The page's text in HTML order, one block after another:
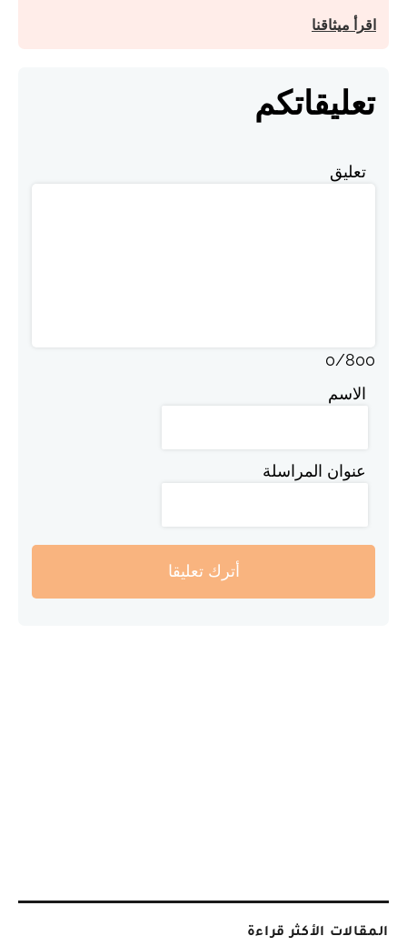
اقرأ ميثاقنا
تعليقاتكم
تعليق
0/800
الاسم
عنوان المراسلة
أترك تعليقا
المقالات الأكثر قراءة